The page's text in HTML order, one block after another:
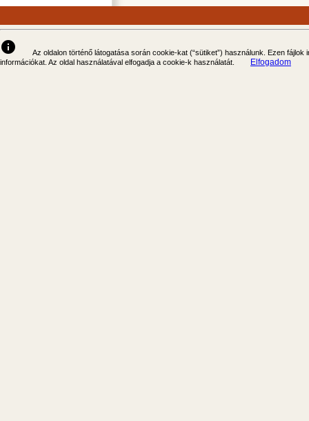
info
Az oldalon történő látogatása során cookie-kat (“sütiket”) használunk. Ezen
információkat. Az oldal használatával elfogadja a cookie-k használatát.
Elfogadom